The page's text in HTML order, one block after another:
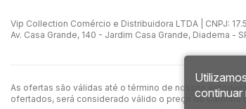
Vip Collection Comércio e Distribuidora LTDA | CNPJ:
Av. Casa Grande, 140 - Jardim Casa Grande, Diadema -
As ofertas são válidas até o término de nossos
ofertados, será considerado válido o preço docontinuar